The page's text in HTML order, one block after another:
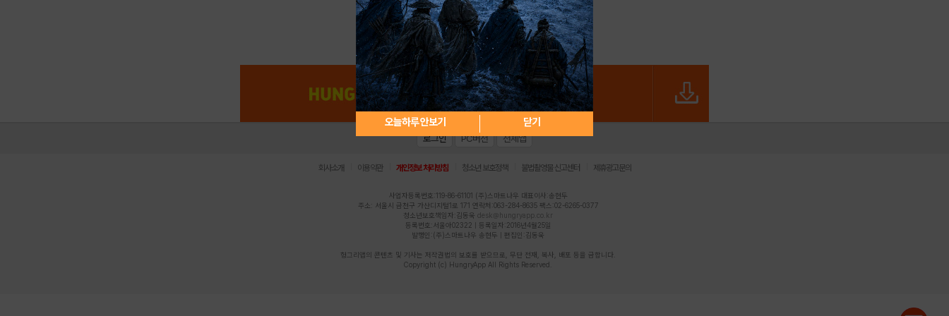
아이디 / 비밀번호 찾기 회원가입
오늘하루 안보기 닫기
로그인 PC버전 전체앱
회사소개 이용약관 개인정보 처리방침 청소년 보호정책 불법촬영물 신고센터 제휴광고문의
사업자등록번호:119-86-61101 (주)스마트나우 대표이사:송현두
주소: 서울시 금천구 가산디지털1로 171 연락처:063-284-8635 팩스:02-6265-0377
청소년보호책임자:김동욱 desk@hungryapp.co.kr
등록번호:서울아02322 | 등록일자:2016년4월25일
발행인:(주)스마트나우 송현두 | 편집인:김동욱
헝그리앱의 콘텐츠 및 기사는 저작권법의 보호를 받으므로, 무단 전재, 복사, 배포 등을 금합니다.
Copyright (c) HungryApp All Rights Reserved.